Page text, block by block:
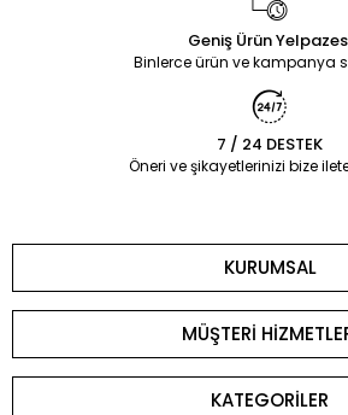
Geniş Ürün
Binlerce ürün ve kampanya
7 / 24 DESTEK
Öneri ve şikayetlerinizi bize
KURUMSAL
MÜŞTERİ
KATEGORİLER